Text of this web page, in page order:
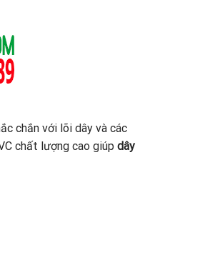
chắn với lõi dây và các
chất lượng cao giúp dây